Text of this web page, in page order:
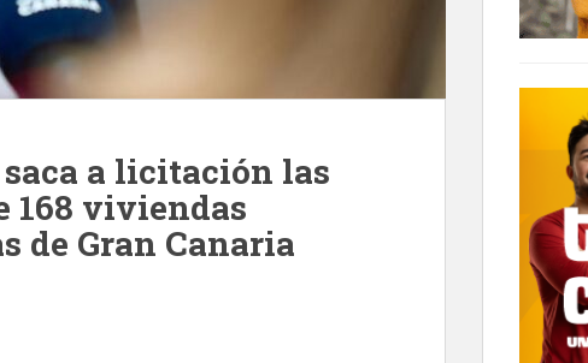
a licitación las
168 viviendas
de Gran Canaria